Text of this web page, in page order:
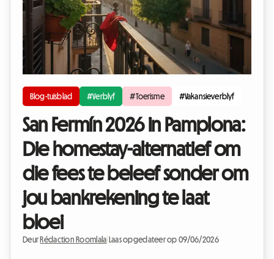
Blog-tuisblad #Verblyf #Toerisme #Vakansieverblyf
San Fermín 2026 in Pamplona:
Die homestay-alternatief om
die fees te beleef sonder om
jou bankrekening te laat
bloei
Deur Rédaction Roomlala Laas opgedateer op 09/06/2026